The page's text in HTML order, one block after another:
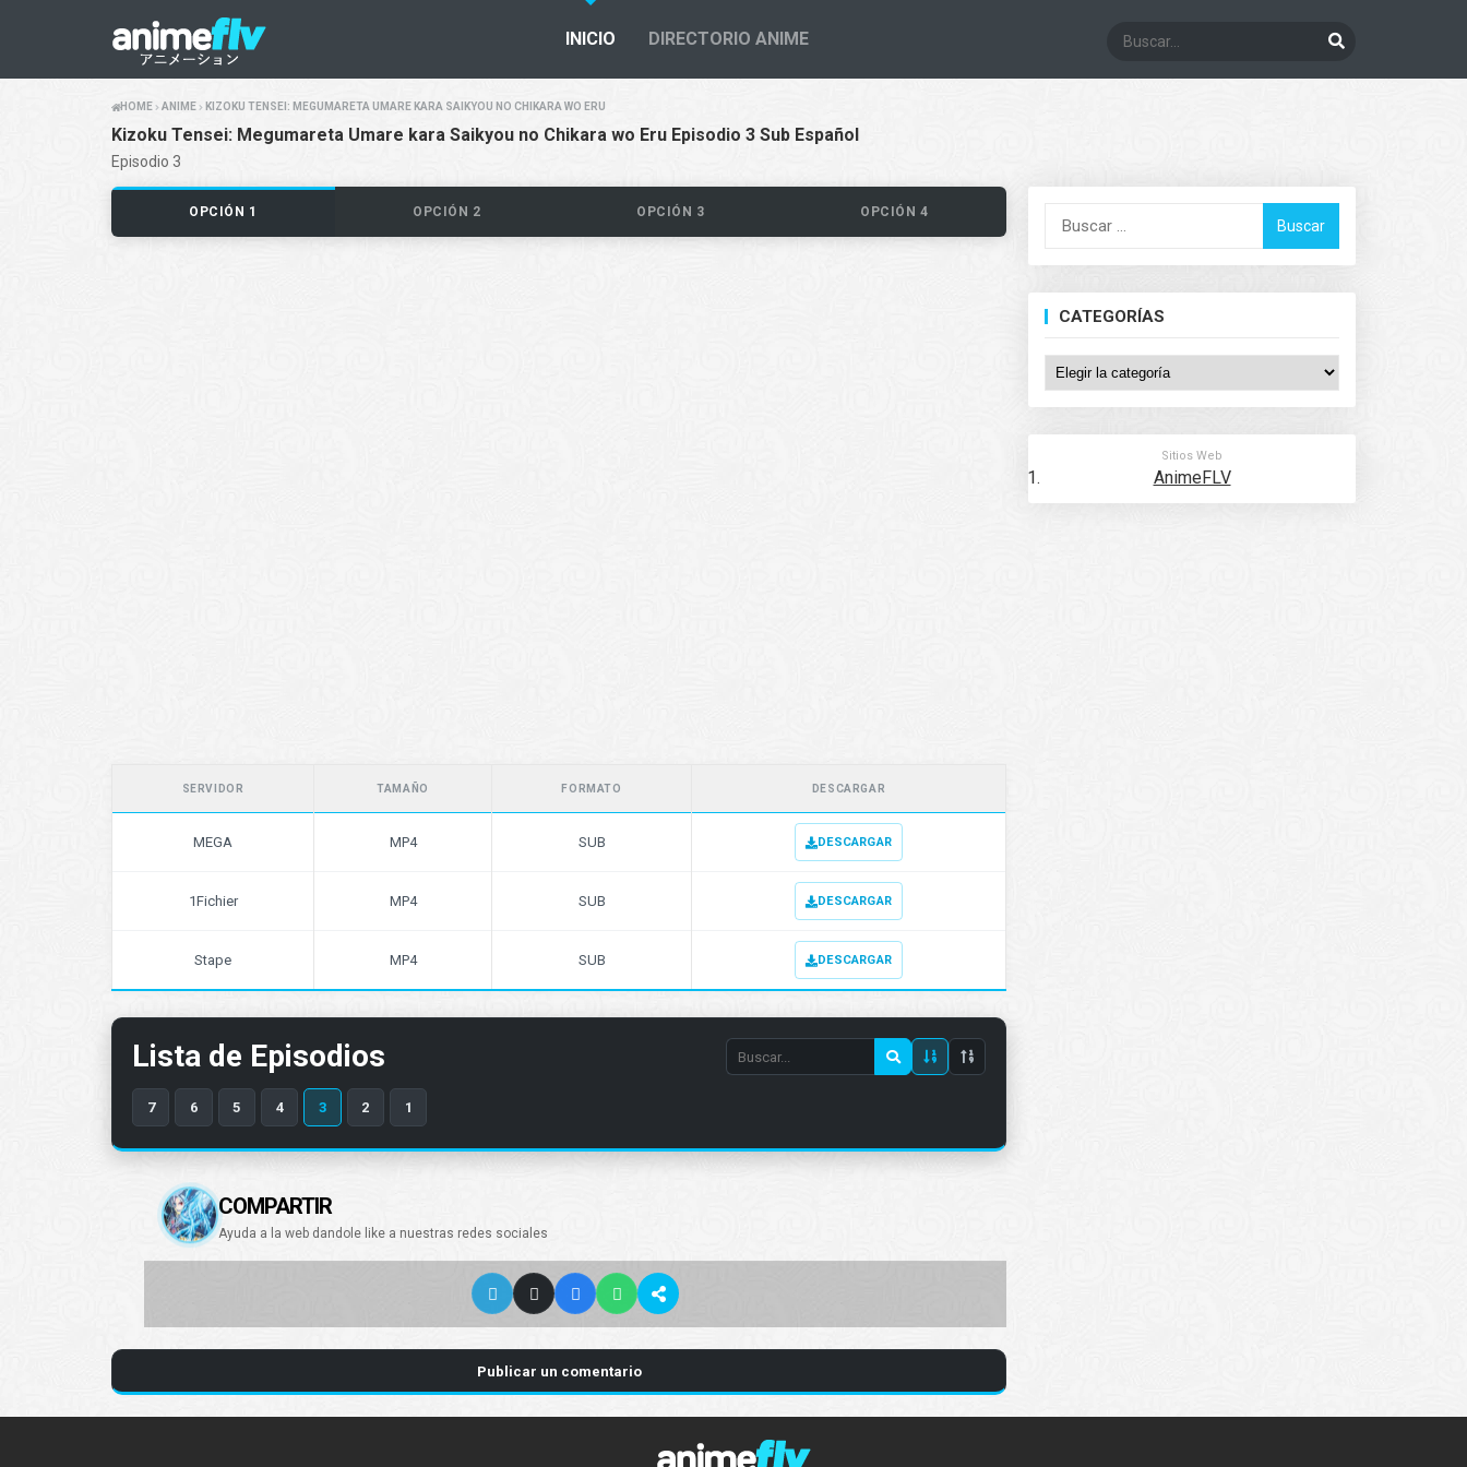
INICIO DIRECTORIO ANIME
HOME ANIME KIZOKU TENSEI: MEGUMARETA UMARE KARA SAIKYOU NO CHIKARA WO ERU
Kizoku Tensei: Megumareta Umare kara Saikyou no Chikara wo Eru Episodio 3 Sub Español
Episodio 3
OPCIÓN 1 OPCIÓN 2 OPCIÓN 3 OPCIÓN 4
SERVIDOR TAMAÑO FORMATO DESCARGAR
MEGA MP4 SUB DESCARGAR
1Fichier MP4 SUB DESCARGAR
Stape MP4 SUB DESCARGAR
Lista de Episodios
Search
episode
7 6 5 4 3 2 1
COMPARTIR
Ayuda a la web dandole like a nuestras redes sociales
Publicar un comentario
Buscar:
CATEGORÍAS
Categorías
Sitios Web
AnimeFLV